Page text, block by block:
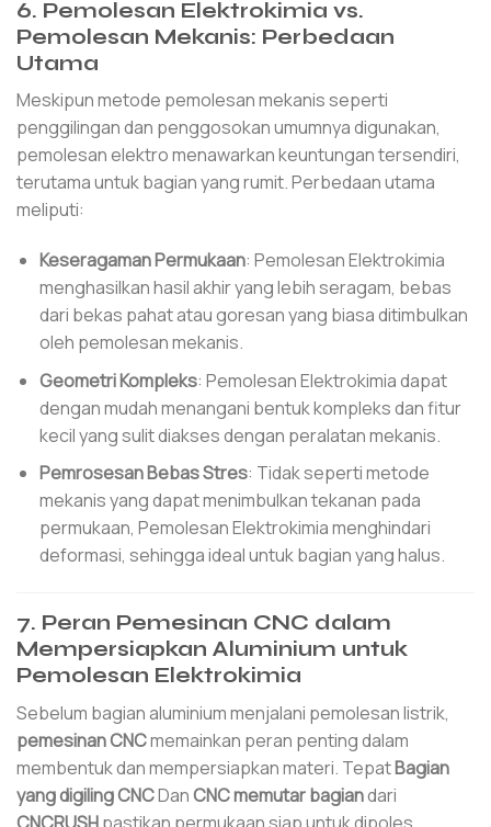
6. Pemolesan Elektrokimia vs.
Pemolesan Mekanis: Perbedaan
Utama
Meskipun metode pemolesan mekanis seperti
penggilingan dan penggosokan umumnya digunakan,
pemolesan elektro menawarkan keuntungan tersendiri,
terutama untuk bagian yang rumit. Perbedaan utama
meliputi:
Keseragaman Permukaan: Pemolesan Elektrokimia
menghasilkan hasil akhir yang lebih seragam, bebas
dari bekas pahat atau goresan yang biasa ditimbulkan
oleh pemolesan mekanis.
Geometri Kompleks: Pemolesan Elektrokimia dapat
dengan mudah menangani bentuk kompleks dan fitur
kecil yang sulit diakses dengan peralatan mekanis.
Pemrosesan Bebas Stres: Tidak seperti metode
mekanis yang dapat menimbulkan tekanan pada
permukaan, Pemolesan Elektrokimia menghindari
deformasi, sehingga ideal untuk bagian yang halus.
7. Peran Pemesinan CNC dalam
Mempersiapkan Aluminium untuk
Pemolesan Elektrokimia
Sebelum bagian aluminium menjalani pemolesan listrik,
pemesinan CNCmemainkan peran penting dalam
membentuk dan mempersiapkan materi. TepatBagian
yang digiling CNCDanCNC memutar bagiandari